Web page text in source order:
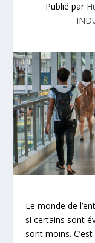
Publié par
Le monde de
si certains sont
sont moins.